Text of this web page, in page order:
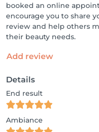
booked an online
encourage you to share
review and help others
their beauty needs.
Add review
Details
End result
Ambiance